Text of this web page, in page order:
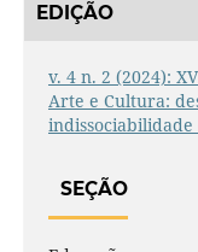
EDIÇÃO
v. 4 n. 2 (2024):
Arte e Cultura:
indissociabilidade
SEÇÃO